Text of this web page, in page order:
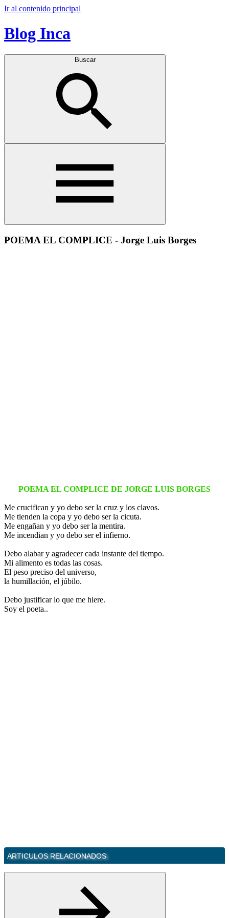
Ir al contenido principal
Blog Inca
Buscar
POEMA EL COMPLICE - Jorge Luis Borges
POEMA EL COMPLICE DE JORGE LUIS BORGES
Me crucifican y yo debo ser la cruz y los clavos.
Me tienden la copa y yo debo ser la cicuta.
Me engañan y yo debo ser la mentira.
Me incendian y yo debo ser el infierno.
Debo alabar y agradecer cada instante del tiempo.
Mi alimento es todas las cosas.
El peso preciso del universo,
la humillación, el júbilo.
Debo justificar lo que me hiere.
Soy el poeta..
ARTICULOS RELACIONADOS